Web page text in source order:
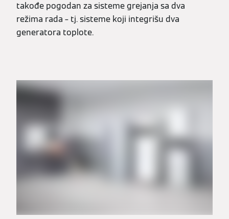
takođe pogodan za sisteme grejanja sa dva
režima rada – tj. sisteme koji integrišu dva
generatora toplote.